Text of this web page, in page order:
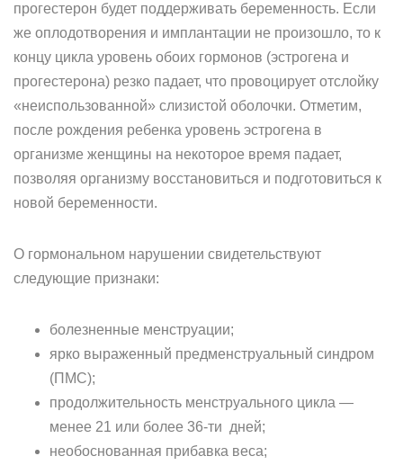
прогестерон будет поддерживать беременность. Если
же оплодотворения и имплантации не произошло, то к
концу цикла уровень обоих гормонов (эстрогена и
прогестерона) резко падает, что провоцирует отслойку
«неиспользованной» слизистой оболочки. Отметим,
после рождения ребенка уровень эстрогена в
организме женщины на некоторое время падает,
позволяя организму восстановиться и подготовиться к
новой беременности.
О гормональном нарушении свидетельствуют
следующие признаки:
болезненные менструации;
ярко выраженный предменструальный синдром
(ПМС);
продолжительность менструального цикла —
менее 21 или более 36-ти дней;
необоснованная прибавка веса;